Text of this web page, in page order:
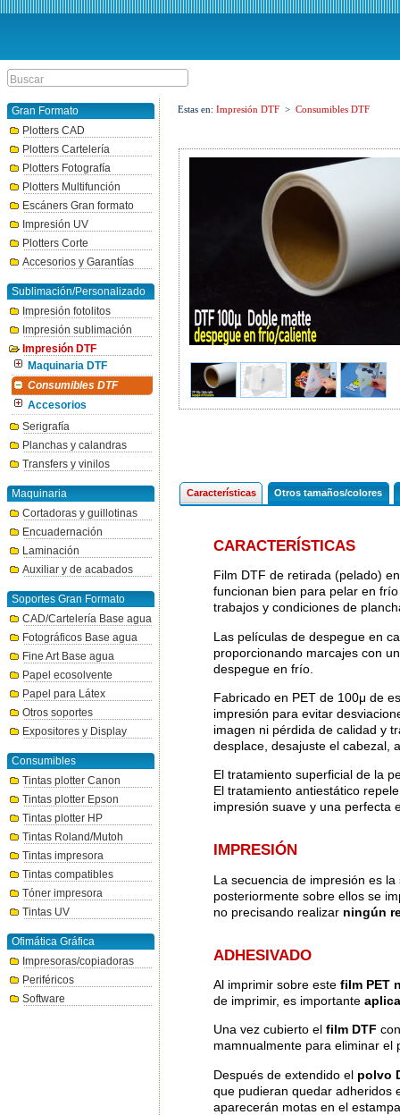
Gran Formato
Plotters CAD
Plotters Cartelería
Plotters Fotografía
Plotters Multifunción
Escáners Gran formato
Impresión UV
Plotters Corte
Accesorios y Garantías
Sublimación/Personalizado
Impresión fotolitos
Impresión sublimación
Impresión DTF
Maquinaria DTF
Consumibles DTF
Accesorios
Serigrafía
Planchas y calandras
Transfers y vinilos
Maquinaria
Cortadoras y guillotinas
Encuadernación
Laminación
Auxiliar y de acabados
Soportes Gran Formato
CAD/Cartelería Base agua
Fotográficos Base agua
Fine Art Base agua
Papel ecosolvente
Papel para Látex
Otros soportes
Expositores y Display
Consumibles
Tintas plotter Canon
Tintas plotter Epson
Tintas plotter HP
Tintas Roland/Mutoh
Tintas impresora
Tintas compatibles
Tóner impresora
Tintas UV
Ofimática Gráfica
Impresoras/copiadoras
Periféricos
Software
Estas en: Impresión DTF > Consumibles DTF
Características Otros tamaños/colores
CARACTERÍSTICAS
Film DTF de retirada (pelado)
funcionan bien para pelar en
trabajos y condiciones de
Las películas de despegue en
proporcionando marcajes con
despegue en frío.
Fabricado en PET de 100μ de
impresión para evitar
imagen ni pérdida de calidad y
desplace, desajuste el cabezal,
El tratamiento superficial de la
El tratamiento antiestático
impresión suave y una perfecta
IMPRESIÓN
La secuencia de impresión es
posteriormente sobre ellos se
no precisando realizar ningún
ADHESIVADO
Al imprimir sobre este film PET
de imprimir, es importante
Una vez cubierto el film DTF
mamnualmente para eliminar el
Después de extendido el polvo
que pudieran quedar adheridos
aparecerán motas en el